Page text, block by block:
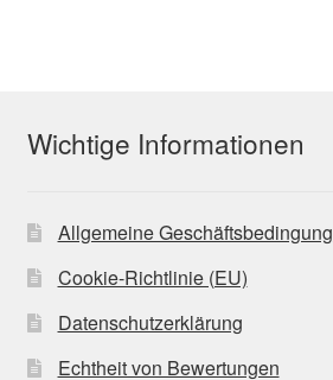
Wichtige Informationen
Allgemeine
Cookie-Richtlinie (EU)
Datenschutzerklärung
Echtheit von Bewertungen